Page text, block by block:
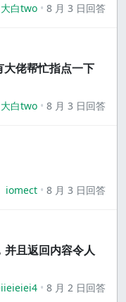
大白two 8 月 3 日回答
佬帮忙指点一下
大白two 8 月 3 日回答
iomect 8 月 3 日回答
且返回内容令人
8 月 2 日回答